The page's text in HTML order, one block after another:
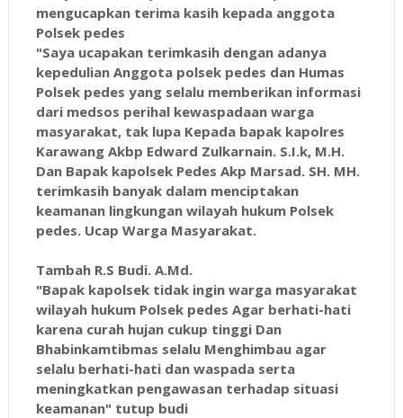
mengucapkan terima kasih kepada anggota
Polsek pedes
"Saya ucapakan terimkasih dengan adanya
kepedulian Anggota polsek pedes dan Humas
Polsek pedes yang selalu memberikan informasi
dari medsos perihal kewaspadaan warga
masyarakat, tak lupa Kepada bapak kapolres
Karawang Akbp Edward Zulkarnain. S.I.k, M.H.
Dan Bapak kapolsek Pedes Akp Marsad. SH. MH.
terimkasih banyak dalam menciptakan
keamanan lingkungan wilayah hukum Polsek
pedes. Ucap Warga Masyarakat.
Tambah R.S Budi. A.Md.
"Bapak kapolsek tidak ingin warga masyarakat
wilayah hukum Polsek pedes Agar berhati-hati
karena curah hujan cukup tinggi Dan
Bhabinkamtibmas selalu Menghimbau agar
selalu berhati-hati dan waspada serta
meningkatkan pengawasan terhadap situasi
keamanan" tutup budi